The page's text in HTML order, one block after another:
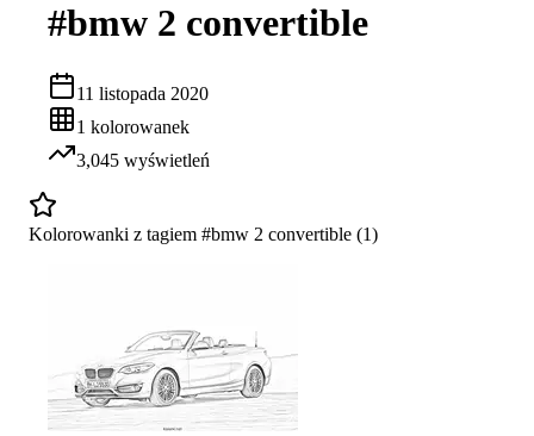
#bmw 2 convertible
11 listopada 2020
1 kolorowanek
3,045 wyświetleń
Kolorowanki z tagiem #bmw 2 convertible (1)